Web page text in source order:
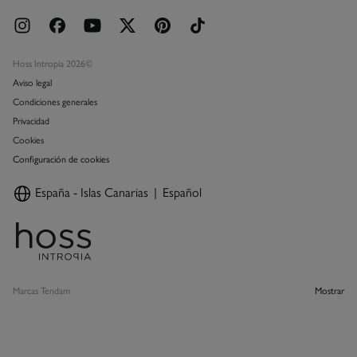
Hoss Intropia 2026©
Aviso legal
Condiciones generales
Privacidad
Cookies
Configuración de cookies
España - Islas Canarias Español
Marcas Tendam Mostrar